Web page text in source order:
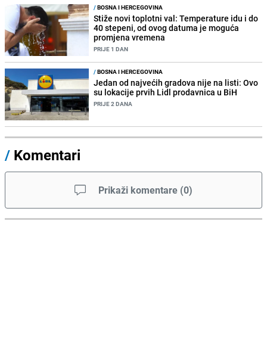
/BOSNA I HERCEGOVINA
Stiže novi toplotni val: Temperature idu i do
40 stepeni, od ovog datuma je moguća
promjena vremena
PRIJE 1 DAN
/BOSNA I HERCEGOVINA
Jedan od najvećih gradova nije na listi: Ovo
su lokacije prvih Lidl prodavnica u BiH
PRIJE 2 DANA
/ Komentari
Prikaži komentare (0)